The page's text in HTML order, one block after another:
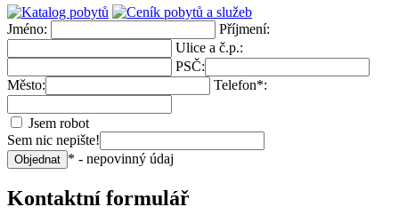
Jméno:
Příjmení:
Ulice a č.p.:
PSČ:
Město:
Telefon*:
Jsem robot
Sem nic nepište!
Objednat * - nepovinný údaj
Kontaktní formulář